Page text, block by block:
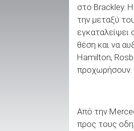
Μεταχειρισμένα
στο Brackley.
την μεταξύ
εγκαταλείψει
θέση και να
Hamilton,
προχωρήσουν.
Από την
προς τους